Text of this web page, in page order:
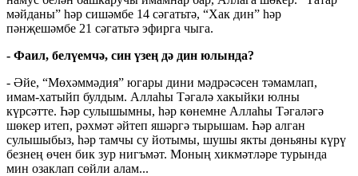
мәйданы” һәр сишәмбе 14 сәгатьтә, “Хак дин” һәр
пәнҗешәмбе 21 сәгатьтә эфирга чыга.
- Фаил, белүемчә, син үзең дә дин юлында?
- Әйе, “Мөхәммәдия” югары дини мәдрәсәсен тәмамлап,
имам-хатыйп булдым. Аллаһы Тәгалә хакыйки юлны
күрсәтте. Һәр сулышымны, һәр көнемне Аллаһы Тәгаләгә
шөкер итеп, рәхмәт әйтеп яшәргә тырышам. Һәр алган
сулышыбыз, һәр тамчы су йотымы, шушы якты дөньяны күрү
безнең өчен бик зур нигъмәт. Моның хикмәтләре турында
мин озаклап сөйли алам...